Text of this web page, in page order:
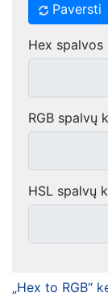
Paversti
Hex spalvos
RGB spalvų
HSL spalvų
„Hex to RGB“